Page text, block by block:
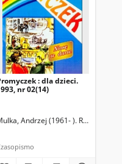
: dla dzieci.
nr 02(14)
Andrzej (1961- ). Redaktor